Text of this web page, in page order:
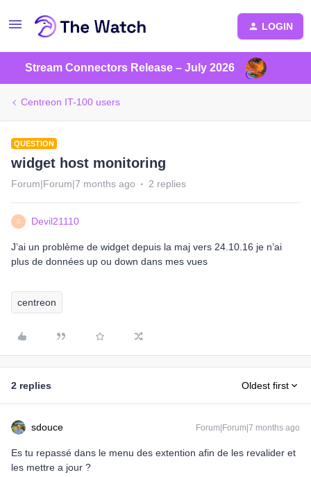
LOGIN
Stream Connectors Release – July 2026
Centreon IT-100 users
QUESTION
widget host monitoring
Forum|Forum|7 months ago 2 replies
D Devil21110
J’ai un problème de widget depuis la maj vers 24.10.16 je n’ai
plus de données up ou down dans mes vues
centreon
2 replies Oldest first
sdouce Forum|Forum|7 months ago
Es tu repassé dans le menu des extention afin de les revalider et
les mettre a jour ?